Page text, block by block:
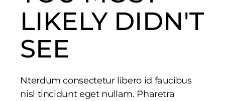
LIKELY DIDN'T
SEE
Nterdum consectetur libero id faucibus
nisl tincidunt eget nullam. Pharetra